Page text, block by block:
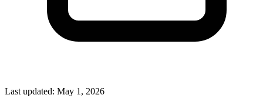
Last updated: May 1, 2026